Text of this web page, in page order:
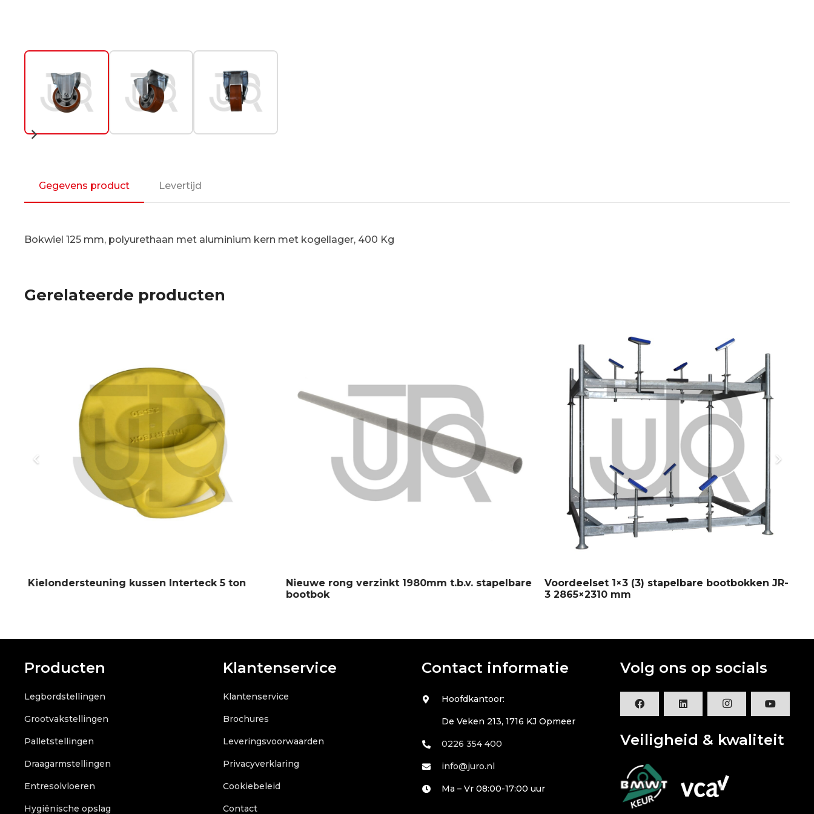
Gegevens product Levertijd
Bokwiel 125 mm, polyurethaan met aluminium kern met kogellager, 400 Kg
Gerelateerde producten
Kielondersteuning kussen Interteck 5 ton
Nieuwe rong verzinkt 1980mm t.b.v. stapelbare
bootbok
Voordeelset 1×3 (3) stapelbare bootbokken JR-
3 2865×2310 mm
Producten
Legbordstellingen
Grootvakstellingen
Palletstellingen
Draagarmstellingen
Entresolvloeren
Hygiënische opslag
Klantenservice
Klantenservice
Brochures
Leveringsvoorwaarden
Privacyverklaring
Cookiebeleid
Contact
Contact informatie
Hoofdkantoor:
De Veken 213, 1716 KJ Opmeer
0226 354 400
info@juro.nl
Ma – Vr 08:00-17:00 uur
Volg ons op socials
Veiligheid & kwaliteit